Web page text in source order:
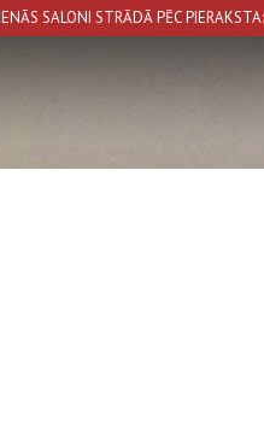
SALONI STRĀDĀ PĒC